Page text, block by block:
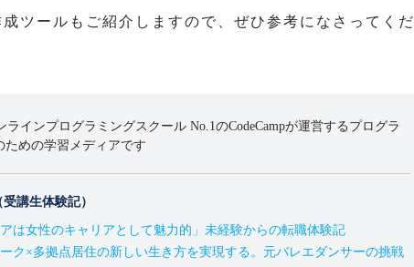
ツールもご紹介しますので、ぜひ参考になさってくだ
ラインプログラミングスクール No.1のCodeCampが運営するプログラ
ための学習メディアです
講生体験記）
アは女性のキャリアとして魅力的」未経験からの転職体験記
ク×多拠点居住の新しい生き方を実現する。元バレエダンサーの挑戦